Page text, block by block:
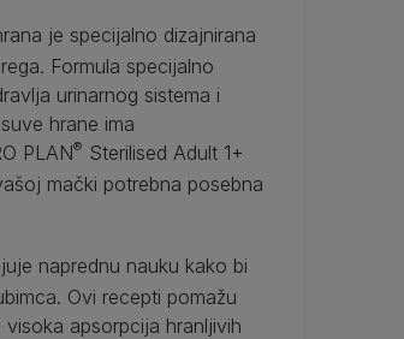
je specijalno dizajnirana
Formula specijalno
urinarnog sistema i
hrane ima
PLAN® Sterilised Adult 1+
mački potrebna posebna
naprednu nauku kako bi
Ovi recepti pomažu
apsorpcija hranljivih